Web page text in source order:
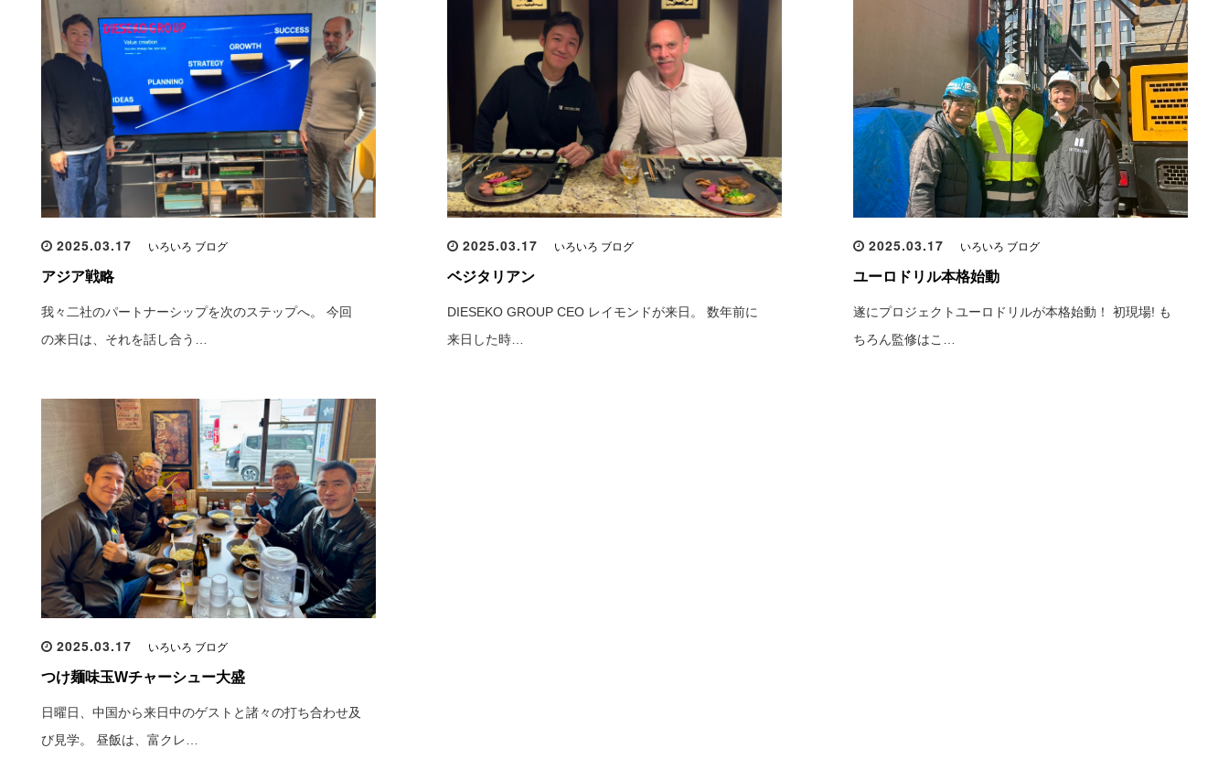
2025.03.17 いろいろ ブログ
アジア戦略
我々二社のパートナーシップを次のステップへ。 今回
の来日は、それを話し合う…
2025.03.17 いろいろ ブログ
ベジタリアン
DIESEKO GROUP CEO レイモンドが来日。 数年前に
来日した時…
2025.03.17 いろいろ ブログ
ユーロドリル本格始動
遂にプロジェクトユーロドリルが本格始動！ 初現場! も
ちろん監修はこ…
2025.03.17 いろいろ ブログ
つけ麺味玉Wチャーシュー大盛
日曜日、中国から来日中のゲストと諸々の打ち合わせ及
び見学。 昼飯は、富クレ…